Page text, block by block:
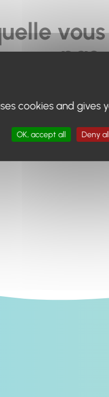
moteur de recherche en
cookies and
OK, accept all Deny